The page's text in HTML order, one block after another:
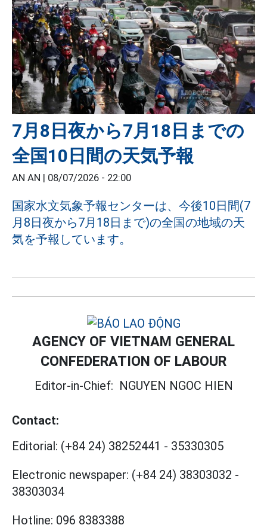
7月8日夜から7月18日までの
全国10日間の天気予報
AN AN | 08/07/2026 - 22:00
国家水文気象予報センターは、今後10日間(7
月8日夜から7月18日まで)の全国の地域の天
気を予報しています。
AGENCY OF VIETNAM GENERAL
CONFEDERATION OF LABOUR
Editor-in-Chief: NGUYEN NGOC HIEN
Contact:
Editorial: (+84 24) 38252441 - 35330305
Electronic newspaper: (+84 24) 38303032 -
38303034
Hotline: 096 8383388